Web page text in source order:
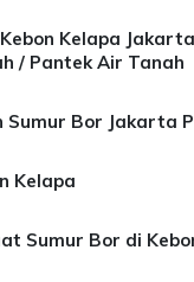
Kelapa
/ Pantek Air Tanah
Sumur Bor Jakarta
Kelapa
Sumur Bor di